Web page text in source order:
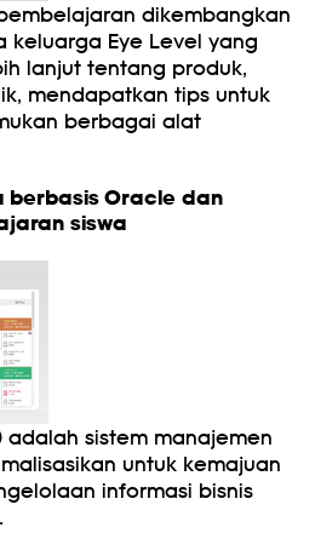
dikembangkan
keluarga Eye Level yang
lanjut tentang produk,
mendapatkan tips untuk
berbagai alat
berbasis Oracle dan
siswa
adalah sistem manajemen
untuk kemajuan
informasi bisnis